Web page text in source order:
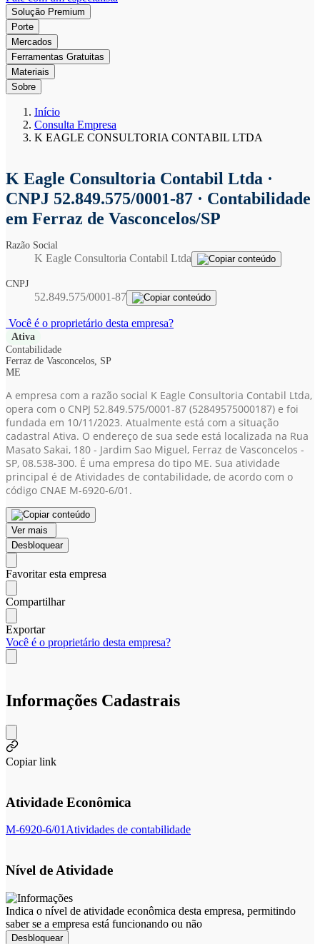
Solução Premium
Porte
Mercados
Ferramentas Gratuitas
Materiais
Sobre
Início
Consulta Empresa
K EAGLE CONSULTORIA CONTABIL LTDA
K Eagle Consultoria Contabil Ltda ·
CNPJ 52.849.575/0001-87 · Contabilidade
em Ferraz de Vasconcelos/SP
Razão Social
K Eagle Consultoria Contabil Ltda
CNPJ
52.849.575/0001-87
Você é o proprietário desta empresa?
Ativa
Contabilidade
Ferraz de Vasconcelos, SP
ME
A empresa com a razão social K Eagle Consultoria Contabil Ltda,
opera com o CNPJ 52.849.575/0001-87 (52849575000187) e foi
fundada em 10/11/2023. Atualmente está com a situação
cadastral Ativa. O endereço de sua sede está localizada na Rua
Masato Sakai, 180 - Jardim Sao Miguel, Ferraz de Vasconcelos -
SP, 08.538-300. É uma empresa do tipo ME. Sua atividade
principal é de Atividades de contabilidade, de acordo com o
código CNAE M-6920-6/01.
Ver mais
Desbloquear
Favoritar esta empresa
Compartilhar
Exportar
Você é o proprietário desta empresa?
Informações Cadastrais
Copiar link
Atividade Econômica
M-6920-6/01 Atividades de contabilidade
Nível de Atividade
Indica o nível de atividade econômica desta empresa, permitindo
saber se a empresa está funcionando ou não
Desbloquear